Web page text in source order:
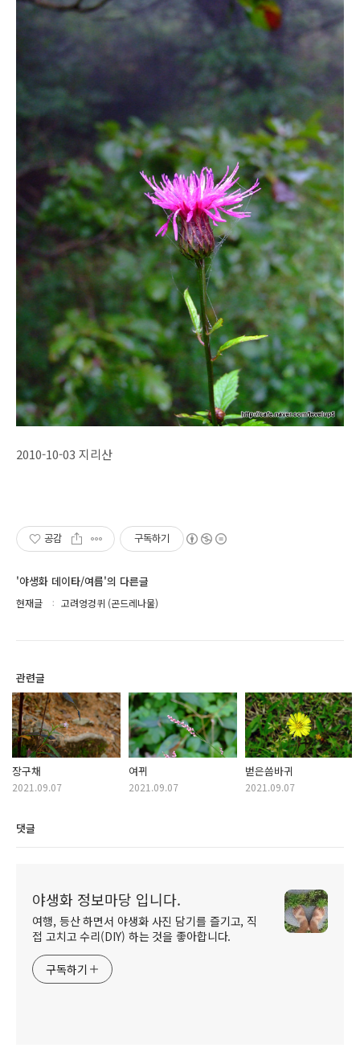
2010-10-03 지리산
공감 구독하기
'야생화 데이타/여름'의 다른글
현재글 고려엉겅퀴 (곤드레나물)
관련글
장구채
2021.09.07
여뀌
2021.09.07
벋은씀바귀
2021.09.07
댓글
야생화 정보마당 입니다.
여행, 등산 하면서 야생화 사진 담기를 즐기고, 직
접 고치고 수리(DIY) 하는 것을 좋아합니다.
구독하기